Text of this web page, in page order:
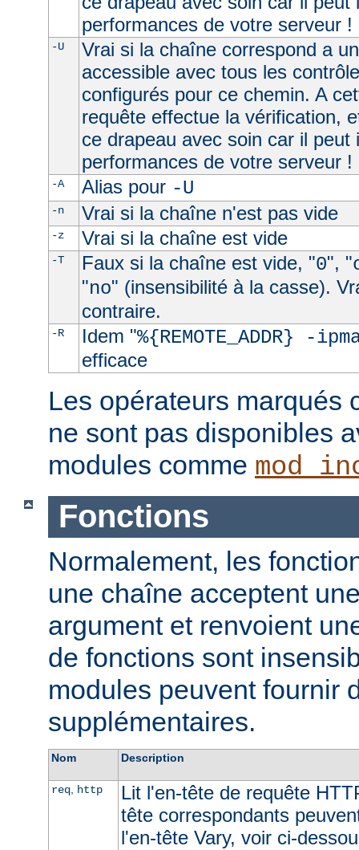
performances de votre serveur !
-U
Vrai si la chaîne correspond a
accessible avec tous les
configurés pour ce chemin. A
requête effectue la vérification,
ce drapeau avec soin car il peut
performances de votre serveur !
-A Alias pour -U
-n Vrai si la chaîne n'est pas vide
-z Vrai si la chaîne est vide
-T Faux si la chaîne est vide, "0", "
"no" (insensibilité à la casse).
contraire.
-R Idem "%{REMOTE_ADDR} -
efficace
Les opérateurs marqués
ne sont pas disponibles
modules comme
Fonctions
Normalement, les
une chaîne acceptent
argument et renvoient
de fonctions sont
modules peuvent fournir
supplémentaires.
Nom Description
req, http
Lit l'en-tête de requête
tête correspondants
l'en-tête Vary, voir ci-